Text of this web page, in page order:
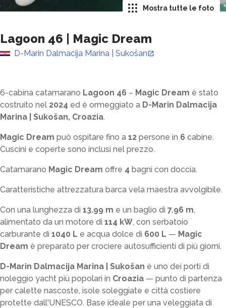
Lagoon 46 Magic Dream
D-Marin Dalmacija Marina | Sukošan
Mostra tutte le foto
6-cabina catamarano Lagoon 46 – Magic Dream è stato
costruito nel 2024 ed è ormeggiato a D-Marin Dalmacija
Marina | Sukošan, Croazia.
Magic Dream può ospitare fino a 12 persone in 6 cabine.
Cuscini e coperte sono inclusi nel prezzo.
Catamarano Magic Dream offre 4 bagni con doccia.
Caratteristiche attrezzatura barca vela maestra avvolgibile.
Con una lunghezza di 13.99 m e un baglio di 7.96 m,
alimentato da un motore di 114 kW, con serbatoio
carburante di 1040 L e acqua dolce di 600 L — Magic
Dream è preparato per crociere autosufficienti di più giorni.
D-Marin Dalmacija Marina | Sukošan è uno dei porti di
noleggio yacht più popolari in Croazia — punto di partenza
per calette nascoste, isole soleggiate e città costiere
protette dall'UNESCO. Base ideale per una veleggiata di